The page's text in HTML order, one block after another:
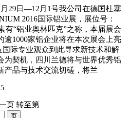
月29日—12月1号我公司在德国杜塞
2016国际铝业展，展位号：
有“铝业奥林匹克”之称，本届展会
逾1000家铝企业将在本次展会上亮
国际专业观众到此寻求新技术和解
为契机，四川兰德将与世界优秀铝
产品与技术交流切磋，将兰
页 转至第